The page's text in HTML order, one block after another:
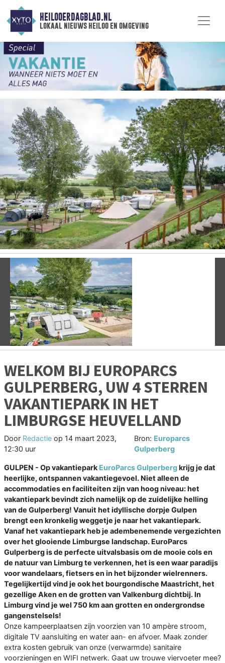
HEILOOERDAGBLAD.NL
lokaal nieuws heiloo en omgeving
Vorige
WELKOM BIJ EUROPARCS
GULPERBERG, UW 4 STERREN
VAKANTIEPARK IN HET
LIMBURGSE HEUVELLAND
Door Redactie op 14 maart 2023,
12:30 uur
Bron: Europarcs
Gulperberg
GULPEN - Op vakantiepark EuroParcs Gulperbergkrijg je dat
heerlijke, ontspannen vakantiegevoel. Niet alleen de
accommodaties en faciliteiten zijn van hoog niveau: het
vakantiepark bevindt zich namelijk op de zuidelijke helling
van de Gulperberg! Vanuit het idyllische dorpje Gulpen
brengt een kronkelig weggetje je naar het vakantiepark.
Vanaf het vakantiepark heb je adembenemende vergezichten
over het glooiende Limburgse landschap. EuroParcs
Gulperberg is de perfecte uitvalsbasis om de mooie cols en
de natuur van Limburg te verkennen, het is een waar paradijs
voor wandelaars, fietsers en in het bijzonder wielrenners.
Tegelijkertijd vind je ook het bourgondische Maastricht, het
gezellige Aken en de grotten van Valkenburg dichtbij. In
Limburg vind je wel 750 km aan grotten en ondergrondse
gangenstelsels!
Onze kampeerplaatsen zijn voorzien van 10 ampère stroom,
digitale TV aansluiting en water aan- en afvoer. Maak zonder
extra kosten gebruik van onze (verwarmde) sanitaire
voorzieningen en WIFI netwerk. Gaat uw trouwe viervoeter mee?